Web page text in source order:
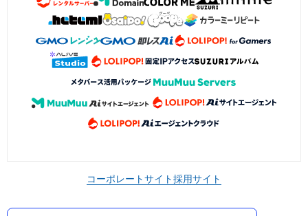
コーポレートサイト採用サイト